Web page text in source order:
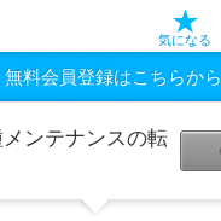
気になる
無料会員登録はこちらから
ンテナンスの転